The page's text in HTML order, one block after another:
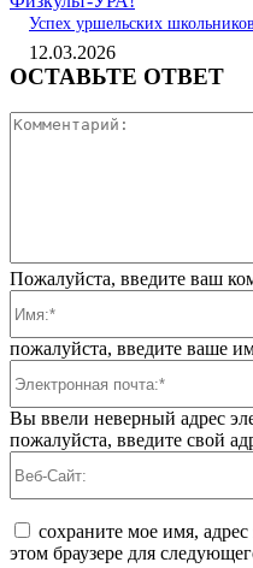
Успех уршельских
12.03.2026
ОСТАВЬТЕ ОТВЕТ
Пожалуйста, введите ваш
пожалуйста, введите ваше
Вы ввели неверный адрес
пожалуйста, введите свой
сохраните мое имя,
этом браузере для